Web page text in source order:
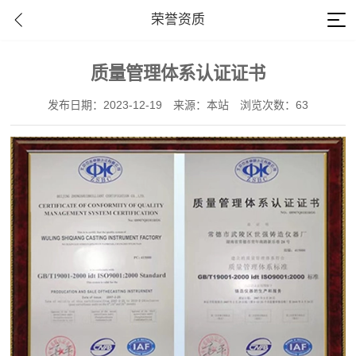
荣誉资质
质量管理体系认证证书
发布日期：2023-12-19 来源：本站 浏览次数：63